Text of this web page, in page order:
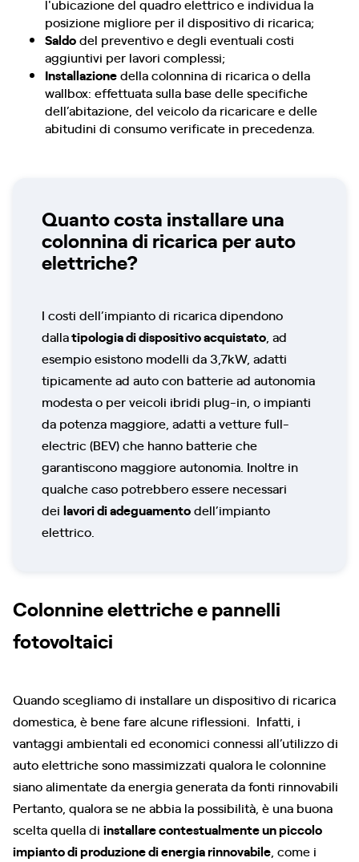
l'ubicazione del quadro elettrico e individua la
posizione migliore per il dispositivo di ricarica;
Saldodel preventivo e degli eventuali costi
aggiuntivi per lavori complessi;
Installazionedella colonnina di ricarica o della
wallbox: effettuata sulla base delle specifiche
dell’abitazione, del veicolo da ricaricare e delle
abitudini di consumo verificate in precedenza.
Quanto costa installare una
colonnina di ricarica per auto
elettriche?
I costi dell’impianto di ricarica dipendono
dallatipologia di dispositivo acquistato , ad
esempio esistono modelli da 3,7kW, adatti
tipicamente ad auto con batterie ad autonomia
modesta o per veicoli ibridi plug-in, o impianti
da potenza maggiore, adatti a vetture full-
electric (BEV) che hanno batterie che
garantiscono maggiore autonomia. Inoltre in
qualche caso potrebbero essere necessari
dei lavori di adeguamentodell’impianto
elettrico.
Colonnine elettriche e pannelli
fotovoltaici
Quando scegliamo di installare un dispositivo di ricarica
domestica, è bene fare alcune riflessioni. Infatti, i
vantaggi ambientali ed economici connessi all’utilizzo di
auto elettriche sono massimizzati qualora le colonnine
siano alimentate da energia generata da fonti rinnovabili
Pertanto, qualora se ne abbia la possibilità, è una buona
scelta quella di installare contestualmente un piccolo
impianto di produzione di energia rinnovabile , come i